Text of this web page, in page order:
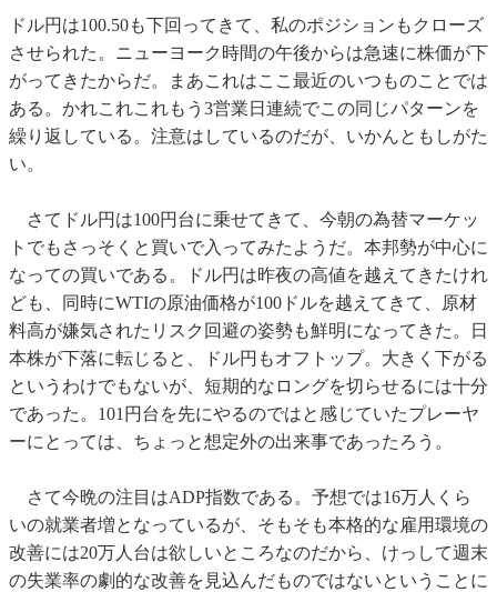
ドル円は100.50も下回ってきて、私のポジションもクローズ
させられた。ニューヨーク時間の午後からは急速に株価が下
がってきたからだ。まあこれはここ最近のいつものことでは
ある。かれこれこれもう3営業日連続でこの同じパターンを
繰り返している。注意はしているのだが、いかんともしがた
い。
さてドル円は100円台に乗せてきて、今朝の為替マーケッ
トでもさっそくと買いで入ってみたようだ。本邦勢が中心に
なっての買いである。ドル円は昨夜の高値を越えてきたけれ
ども、同時にWTIの原油価格が100ドルを越えてきて、原材
料高が嫌気されたリスク回避の姿勢も鮮明になってきた。日
本株が下落に転じると、ドル円もオフトップ。大きく下がる
というわけでもないが、短期的なロングを切らせるには十分
であった。101円台を先にやるのではと感じていたプレーヤ
ーにとっては、ちょっと想定外の出来事であったろう。
さて今晩の注目はADP指数である。予想では16万人くら
いの就業者増となっているが、そもそも本格的な雇用環境の
改善には20万人台は欲しいところなのだから、けっして週末
の失業率の劇的な改善を見込んだものではないということに